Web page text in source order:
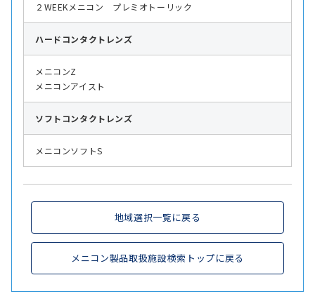
２WEEKメニコン プレミオトーリック
ハード コンタクトレンズ
メニコンZ
メニコンアイスト
ソフト コンタクトレンズ
メニコンソフトS
地域選択一覧に戻る
メニコン製品取扱施設検索トップに戻る